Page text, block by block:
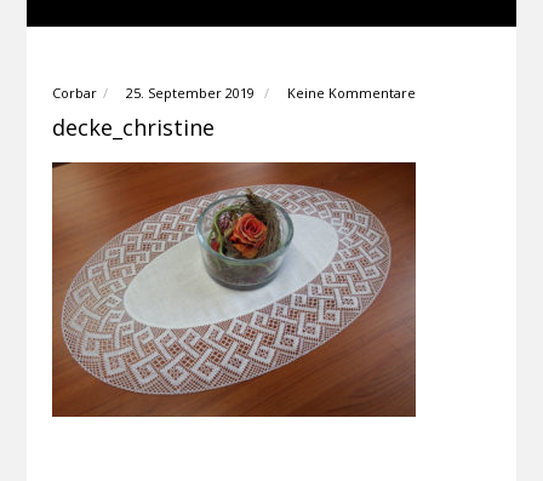
Corbar 25. September 2019 Keine Kommentare
decke_christine